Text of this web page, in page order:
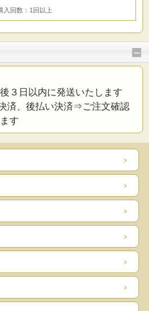
入回数：1回以上
３日以内に発送いたします
済、後払い決済⇒ご注文確認
す